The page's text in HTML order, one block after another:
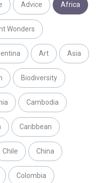
Advice Africa
Wonders
Art Asia
Biodiversity
Cambodia
Caribbean
Chile China
Colombia